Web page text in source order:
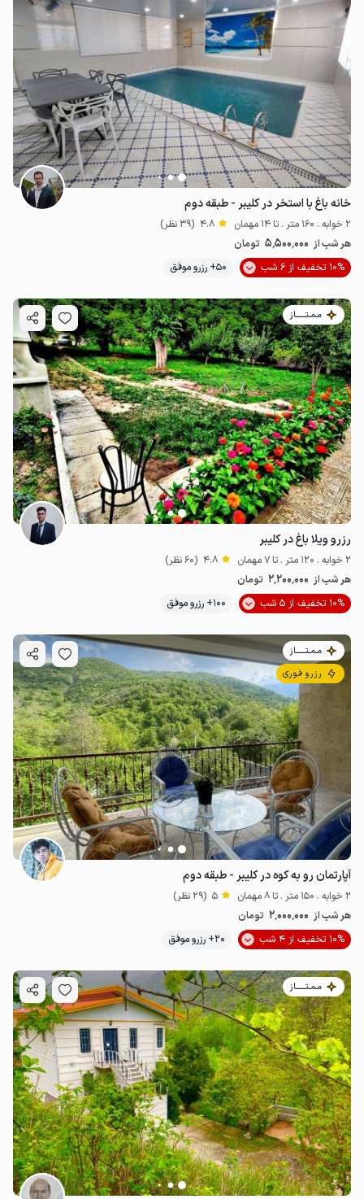
3.2میلیون ت 4.8
خانه باغ با استخر در کلیبر - طبقه دوم
2 خوابه . 160 متر . تا 14 مهمان 4.8 (39 نظر)
هر شب از 5٬500٬000 تومان
10% تخفیف از 6 شب
50+ رزرو موفق
مـمـتــــــاز
رزرو ویلا باغ در کلیبر
2 خوابه . 120 متر . تا 7 مهمان 4.8 (60 نظر)
هر شب از 2٬200٬000 تومان
10% تخفیف از 5 شب
100+ رزرو موفق
مـمـتــــــاز
رزرو فوری
آپارتمان رو به کوه در کلیبر - طبقه دوم
2 خوابه . 150 متر . تا 8 مهمان 5 (29 نظر)
هر شب از 2٬000٬000 تومان
10% تخفیف از 4 شب
20+ رزرو موفق
مـمـتــــــاز